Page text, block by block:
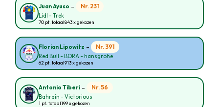
Juan Ayuso - Nr. 231
Lidl - Trek
70 pt. totaal843 x gekozen
Florian Lipowitz - Nr. 391
Red Bull - BORA - hansgrohe
62 pt. totaal913 x gekozen
Antonio Tiberi - Nr. 56
Bahrain - Victorious
1 pt. totaal199 x gekozen